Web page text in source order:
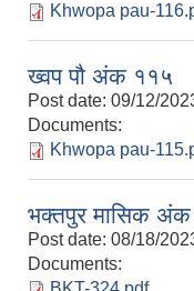
Khwopa pau-
ख्वप पौ अंक ११५
Post date: 09/12/
Documents:
Khwopa pau-
भक्तपुर मासिक
Post date: 08/18/
Documents: